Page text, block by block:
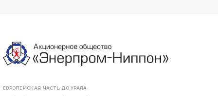
ЕВРОПЕЙСКАЯ ЧАСТЬ ДО УРАЛА